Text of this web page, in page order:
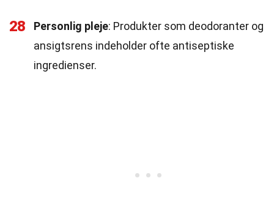
28 Personlig pleje: Produkter som deodoranter og
ansigtsrens indeholder ofte antiseptiske
ingredienser.